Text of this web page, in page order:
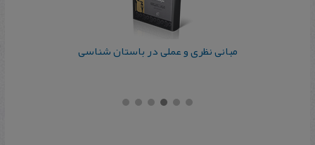
مبانی نظری و عملی در باستان شناسی